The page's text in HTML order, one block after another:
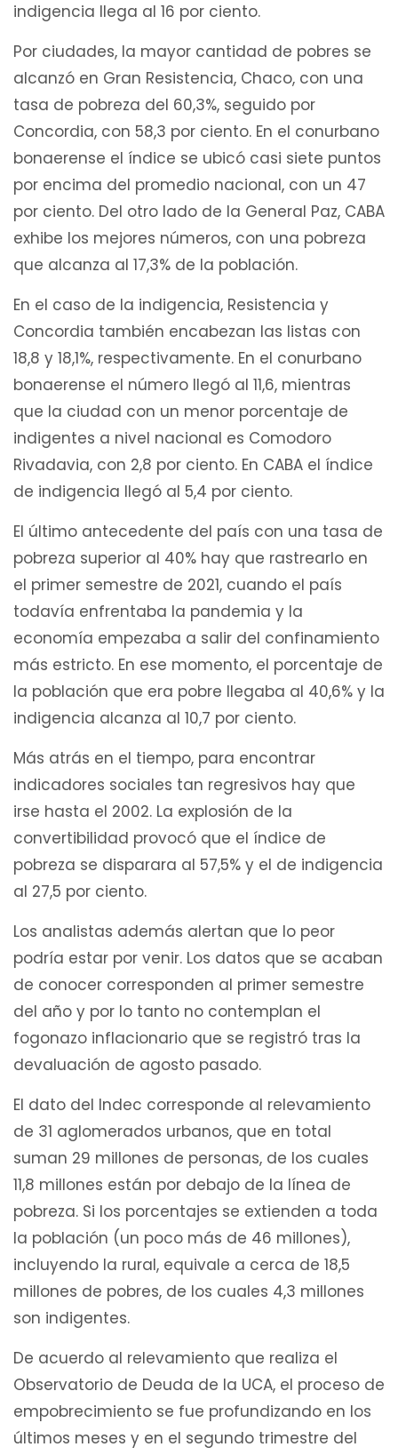
indigencia llega al 16 por ciento.
Por ciudades, la mayor cantidad de pobres se
alcanzó en Gran Resistencia, Chaco, con una
tasa de pobreza del 60,3%, seguido por
Concordia, con 58,3 por ciento. En el conurbano
bonaerense el índice se ubicó casi siete puntos
por encima del promedio nacional, con un 47
por ciento. Del otro lado de la General Paz, CABA
exhibe los mejores números, con una pobreza
que alcanza al 17,3% de la población.
En el caso de la indigencia, Resistencia y
Concordia también encabezan las listas con
18,8 y 18,1%, respectivamente. En el conurbano
bonaerense el número llegó al 11,6, mientras
que la ciudad con un menor porcentaje de
indigentes a nivel nacional es Comodoro
Rivadavia, con 2,8 por ciento. En CABA el índice
de indigencia llegó al 5,4 por ciento.
El último antecedente del país con una tasa de
pobreza superior al 40% hay que rastrearlo en
el primer semestre de 2021, cuando el país
todavía enfrentaba la pandemia y la
economía empezaba a salir del confinamiento
más estricto. En ese momento, el porcentaje de
la población que era pobre llegaba al 40,6% y la
indigencia alcanza al 10,7 por ciento.
Más atrás en el tiempo, para encontrar
indicadores sociales tan regresivos hay que
irse hasta el 2002. La explosión de la
convertibilidad provocó que el índice de
pobreza se disparara al 57,5% y el de indigencia
al 27,5 por ciento.
Los analistas además alertan que lo peor
podría estar por venir. Los datos que se acaban
de conocer corresponden al primer semestre
del año y por lo tanto no contemplan el
fogonazo inflacionario que se registró tras la
devaluación de agosto pasado.
El dato del Indec corresponde al relevamiento
de 31 aglomerados urbanos, que en total
suman 29 millones de personas, de los cuales
11,8 millones están por debajo de la línea de
pobreza. Si los porcentajes se extienden a toda
la población (un poco más de 46 millones),
incluyendo la rural, equivale a cerca de 18,5
millones de pobres, de los cuales 4,3 millones
son indigentes.
De acuerdo al relevamiento que realiza el
Observatorio de Deuda de la UCA, el proceso de
empobrecimiento se fue profundizando en los
últimos meses y en el segundo trimestre del